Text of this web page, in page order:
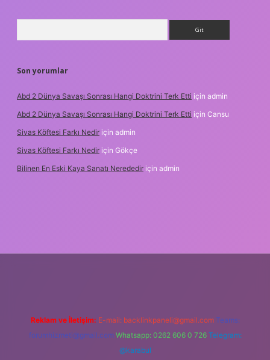
Son yorumlar
Abd 2 Dünya Savaşı Sonrası Hangi Doktrini Terk Etti için admin
Abd 2 Dünya Savaşı Sonrası Hangi Doktrini Terk Etti için Cansu
Sivas Köftesi Farkı Nedir için admin
Sivas Köftesi Farkı Nedir için Gökçe
Bilinen En Eski Kaya Sanatı Nerededir için admin
Reklam ve İletişim: E-mail: backlinkpaneli@gmail.com Teams:
forumhizmeti@gmail.com Whatsapp: 0262 606 0 726 Telegram:
@karabul